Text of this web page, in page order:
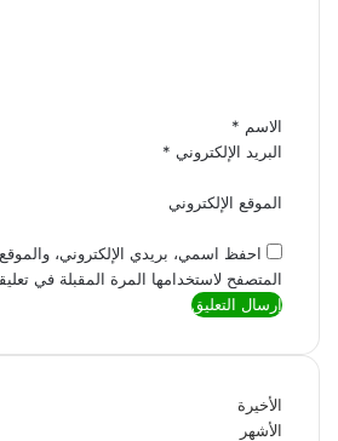
الاسم *
البريد الإلكتروني *
الموقع الإلكتروني
احفظ اسمي، بريدي الإلكتروني،
المتصفح لاستخدامها المرة المقبلة في
الأخيرة
الأشهر